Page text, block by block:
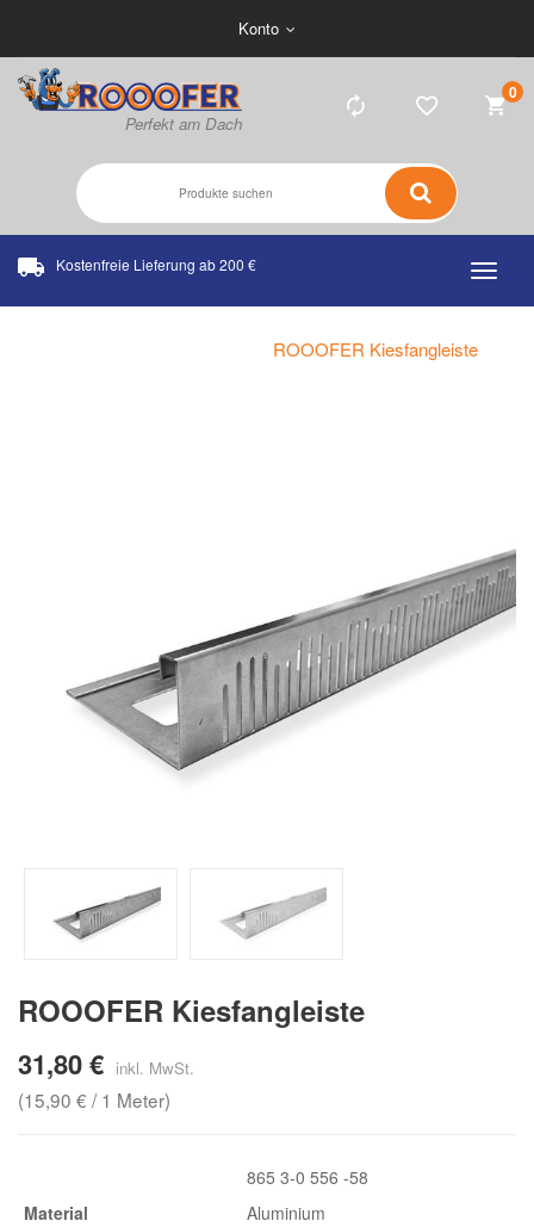
Konto
Kostenfreie Lieferung ab 200 €
0
ROOOFER Kiesfangleiste
ROOOFER Kiesfangleiste
31,80 €
(15,90 € / 1 Meter)
865 3-0 556 -58
Material
Aluminium